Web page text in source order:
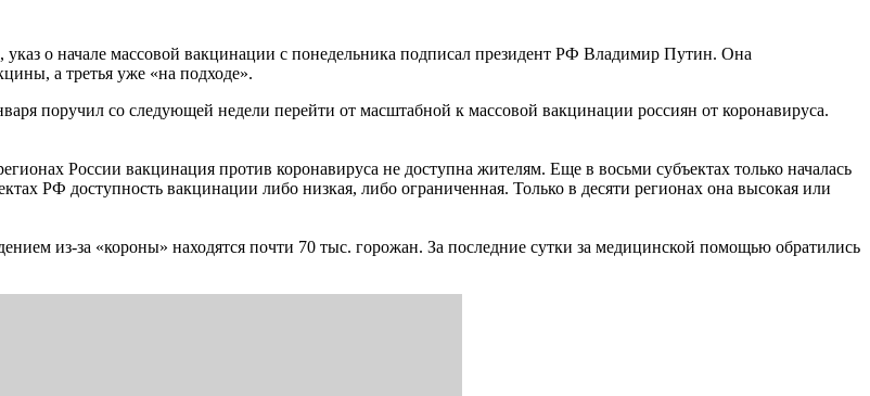
о начале массовой вакцинации с понедельника подписал президент РФ Владимир Путин. Она
а третья уже «на подходе».
поручил со следующей недели перейти от масштабной к массовой вакцинации россиян от коронавируса.
России вакцинация против коронавируса не доступна жителям. Еще в восьми субъектах только началась
РФ доступность вакцинации либо низкая, либо ограниченная. Только в десяти регионах она высокая или
из-за «короны» находятся почти 70 тыс. горожан. За последние сутки за медицинской помощью обратились